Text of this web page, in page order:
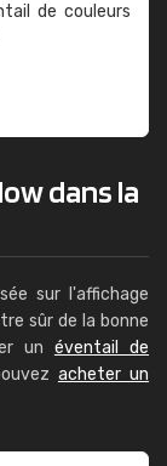
de couleurs
dans la
sur l'affichage
sûr de la bonne
un éventail de
acheter un